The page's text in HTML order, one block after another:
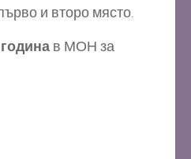
и второ място.
в МОН за